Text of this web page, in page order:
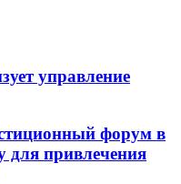
управление
форум в
для привлечения